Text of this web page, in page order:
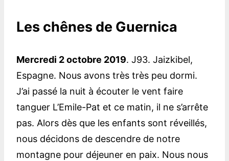
Les chênes de Guernica
Mercredi 2 octobre 2019. J93. Jaizkibel,
Espagne. Nous avons très très peu dormi.
J’ai passé la nuit à écouter le vent faire
tanguer L’Emile-Pat et ce matin, il ne s’arrête
pas. Alors dès que les enfants sont réveillés,
nous décidons de descendre de notre
montagne pour déjeuner en paix. Nous nous